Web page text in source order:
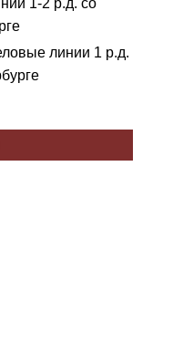
1-2 р.д. со
линии 1 р.д.